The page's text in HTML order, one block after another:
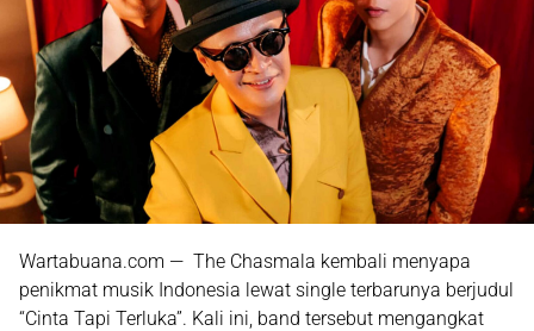
Wartabuana.com — The Chasmala kembali menyapa
penikmat musik Indonesia lewat single terbarunya berjudul
“Cinta Tapi Terluka”. Kali ini, band tersebut mengangkat